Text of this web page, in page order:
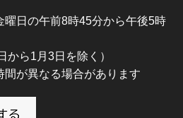
曜日の午前8時45分から午後5時
から1月3日を除く）
が異なる場合があります